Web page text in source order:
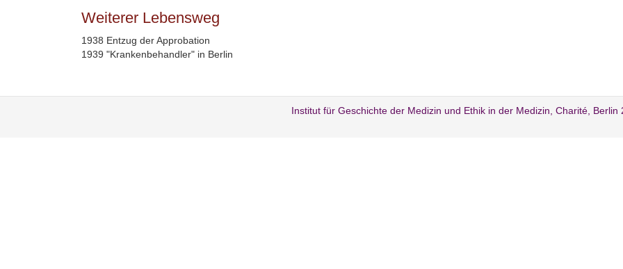
Weiterer Lebensweg
1938 Entzug der Approbation
1939 "Krankenbehandler" in Berlin
Institut für Geschichte der Medizin und Ethik in der Medizin, Charité, Berlin